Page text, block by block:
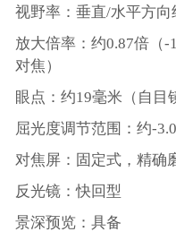
视野率：垂直/水平方向
放大倍率：约0.87倍（-
对焦）
眼点：约19毫米（自目
屈光度调节范围：约-
对焦屏：固定式，精确
反光镜：快回型
景深预览：具备